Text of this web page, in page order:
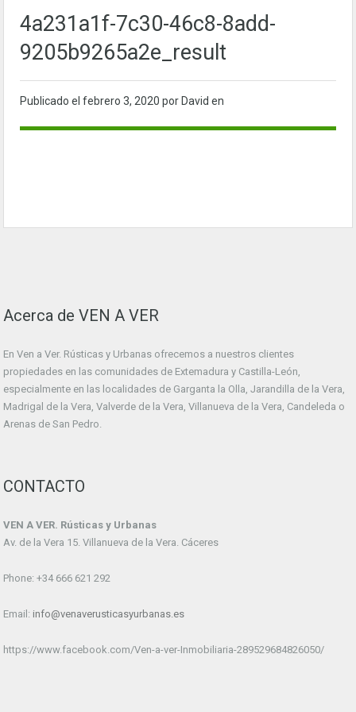
4a231a1f-7c30-46c8-8add-
9205b9265a2e_result
Publicado el febrero 3, 2020 por David en
Acerca de VEN A VER
En Ven a Ver. Rústicas y Urbanas ofrecemos a nuestros clientes
propiedades en las comunidades de Extemadura y Castilla-León,
especialmente en las localidades de Garganta la Olla, Jarandilla de la Vera,
Madrigal de la Vera, Valverde de la Vera, Villanueva de la Vera, Candeleda o
Arenas de San Pedro.
CONTACTO
VEN A VER. Rústicas y Urbanas
Av. de la Vera 15. Villanueva de la Vera. Cáceres
Phone: +34 666 621 292
Email: info@venaverusticasyurbanas.es
https://www.facebook.com/Ven-a-ver-Inmobiliaria-289529684826050/